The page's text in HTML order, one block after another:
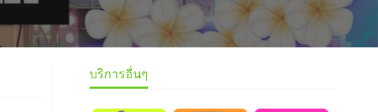
บริการอื่นๆ